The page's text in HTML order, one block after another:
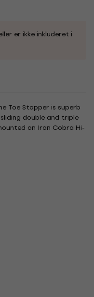
er ikke inkluderet i
Toe Stopper is superb
double and triple
on Iron Cobra Hi-